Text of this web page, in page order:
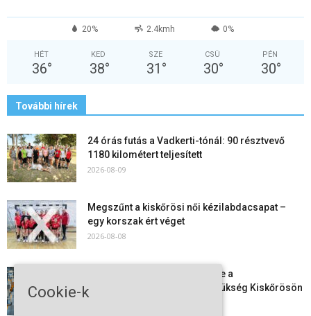
20% 2.4kmh 0%
HÉT
36°
KED
38°
SZE
31 °
CSÜ
30°
PÉN
30°
További hírek
24 órás futás a Vadkerti-tónál: 90 résztvevő
1180 kilométert teljesített
2026-08-09
Megszűnt a kiskőrösi női kézilabdacsapat –
egy korszak ért véget
2026-08-08
Aktuális állásajánlatok: ezekre a
munkavállalókra van most szükség Kiskőrösön
Cookie-k